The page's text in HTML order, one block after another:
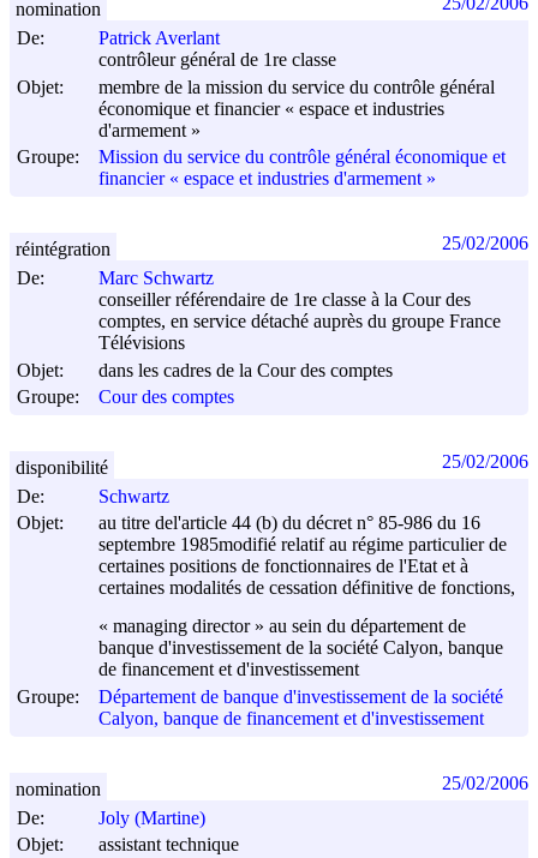
De:
Patrick Averlant
contrôleur général de 1re classe
Objet:
membre de la mission du service du contrôle général
économique et financier « espace et industries
d'armement »
Groupe:
Mission du service du contrôle général économique et
financier « espace et industries d'armement »
nomination
De:
Marc Schwartz
conseiller référendaire de 1re classe à la Cour des
comptes, en service détaché auprès du groupe France
Télévisions
Objet:
dans les cadres de la Cour des comptes
Groupe:
Cour des comptes
réintégration 25/02/2006
De:
Schwartz
Objet:
au titre del'article 44 (b) du décret n° 85-986 du 16
septembre 1985modifié relatif au régime particulier de
certaines positions de fonctionnaires de l'Etat et à
certaines modalités de cessation définitive de fonctions,
« managing director » au sein du département de
banque d'investissement de la société Calyon, banque
de financement et d'investissement
Groupe:
Département de banque d'investissement de la société
Calyon, banque de financement et d'investissement
disponibilité 25/02/2006
De:
Joly (Martine)
Objet:
assistant technique
nomination 25/02/2006